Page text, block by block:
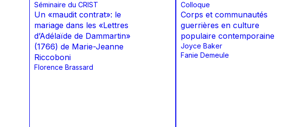
Séminaire du CRIST
Un «maudit contrat»: le
mariage dans les «Lettres
d’Adélaïde de Dammartin»
(1766) de Marie-Jeanne
Riccoboni
Florence Brassard
Colloque
Corps et communautés
guerrières en culture
populaire contemporaine
Joyce Baker
Fanie Demeule